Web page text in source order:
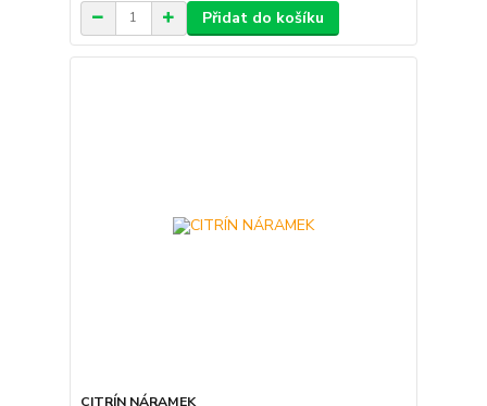
Přidat do košíku
CITRÍN NÁRAMEK